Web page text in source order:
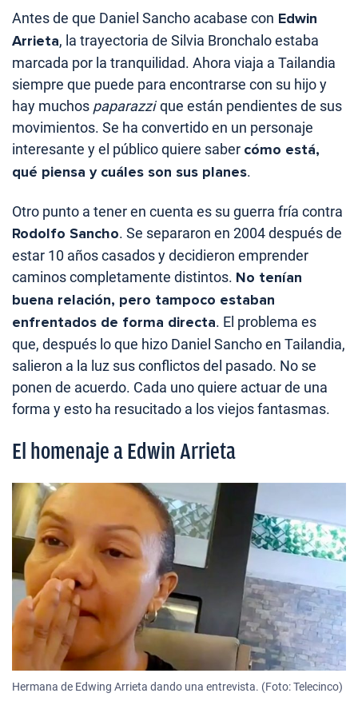
Antes de que Daniel Sancho acabase con Edwin
Arrieta, la trayectoria de Silvia Bronchalo estaba
marcada por la tranquilidad. Ahora viaja a Tailandia
siempre que puede para encontrarse con su hijo y
hay muchos paparazzique están pendientes de sus
movimientos. Se ha convertido en un personaje
interesante y el público quiere saber cómo está,
qué piensa y cuáles son sus planes.
Otro punto a tener en cuenta es su guerra fría contra
Rodolfo Sancho. Se separaron en 2004 después de
estar 10 años casados y decidieron emprender
caminos completamente distintos. No tenían
buena relación, pero tampoco estaban
enfrentados de forma directa. El problema es
que, después lo que hizo Daniel Sancho en Tailandia,
salieron a la luz sus conflictos del pasado. No se
ponen de acuerdo. Cada uno quiere actuar de una
forma y esto ha resucitado a los viejos fantasmas.
El homenaje a Edwin Arrieta
Hermana de Edwing Arrieta dando una entrevista. (Foto: Telecinco)